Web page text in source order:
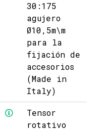
30:175
agujero
Ø10,5m\m
para la
fijación de
accesorios
(Made in
Italy)
Tensor
rotativo